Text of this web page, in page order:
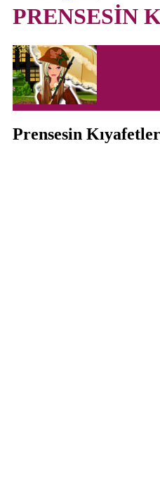
PRENSESİN
Prensesin